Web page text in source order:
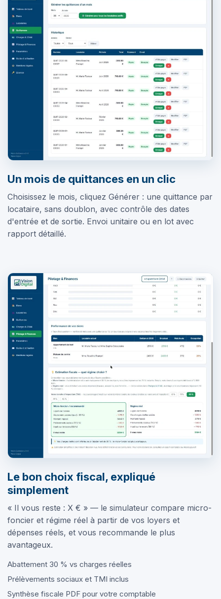
Un mois de quittances en un clic
Choisissez le mois, cliquez Générer : une quittance par
locataire, sans doublon, avec contrôle des dates
d'entrée et de sortie. Envoi unitaire ou en lot avec
rapport détaillé.
Le bon choix fiscal, expliqué
simplement
« Il vous reste : X € » — le simulateur compare micro-
foncier et régime réel à partir de vos loyers et
dépenses réels, et vous recommande le plus
avantageux.
Abattement 30 % vs charges réelles
Prélèvements sociaux et TMI inclus
Synthèse fiscale PDF pour votre comptable